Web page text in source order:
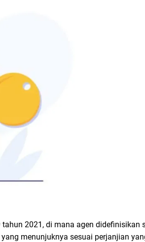
2021, di mana agen didefinisikan
menunjuknya sesuai perjanjian